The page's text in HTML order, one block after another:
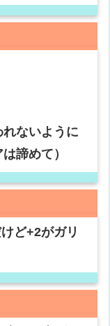
ないように
諦めて）
ど+2がガリ